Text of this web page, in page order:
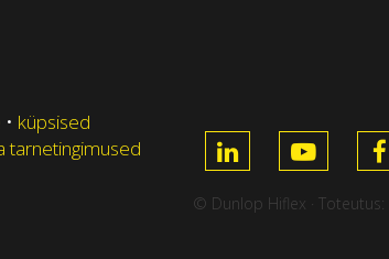
• küpsised
tarnetingimused
© Dunlop Hiflex · Toteutus: